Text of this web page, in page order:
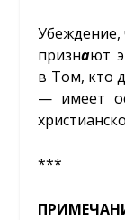
Убеждение,
признают
в Том, кто
— имеет
***